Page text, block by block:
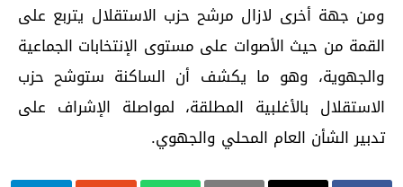
ومن جهة أخرى لازال مرشح حزب الاستقلال يتربع على
القمة من حيث الأصوات على مستوى الإنتخابات الجماعية
والجهوية، وهو ما يكشف أن الساكنة ستوشح حزب
الاستقلال بالأغلبية المطلقة، لمواصلة الإشراف على
تدبير الشأن العام المحلي والجهوي.